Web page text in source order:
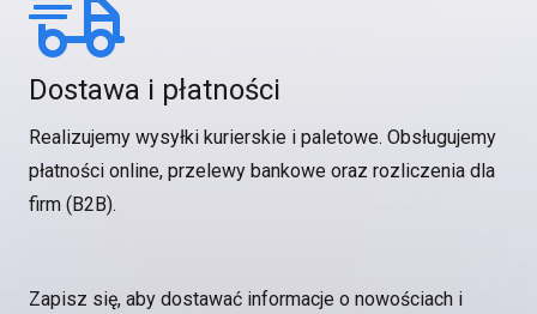
Dostawa i płatności
Realizujemy wysyłki kurierskie i paletowe. Obsługujemy
płatności online, przelewy bankowe oraz rozliczenia dla
firm (B2B).
Zapisz się, aby dostawać informacje o nowościach i